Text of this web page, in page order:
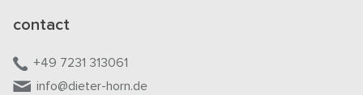
contact
+49 7231 313061
info@dieter-horn.de